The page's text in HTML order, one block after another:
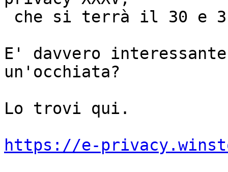
che si terrà il 30 e
E' davvero
un'occhiata?
Lo trovi qui.
https://e-